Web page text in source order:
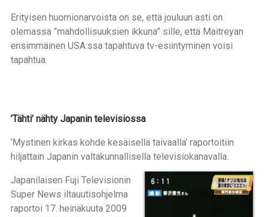
Erityisen huomionarvoista on se, että jouluun asti on
olemassa ”mahdollisuuksien ikkuna” sille, että Maitreyan
ensimmäinen USA:ssa tapahtuva tv-esiintyminen voisi
tapahtua.
’Tähti’ nähty Japanin televisiossa
’Mystinen kirkas kohde kesäisellä taivaalla’ raportoitiin
hiljattain Japanin valtakunnallisella televisiokanavalla.
Japanilaisen Fuji Televisionin
Super News iltauutisohjelma
raportoi 17. heinäkuuta 2009